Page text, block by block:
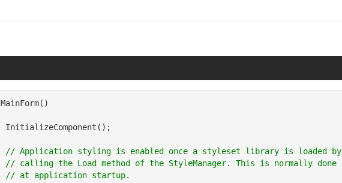
MainForm()
// Application styling is enabled once a styleset library is loaded by